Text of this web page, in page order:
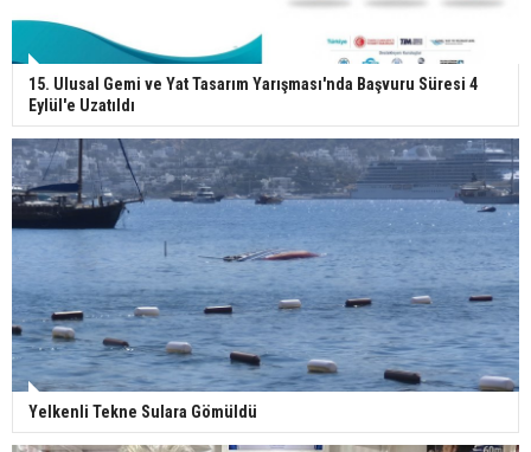
15. Ulusal Gemi ve Yat Tasarım Yarışması'nda Başvuru Süresi 4
Eylül'e Uzatıldı
Yelkenli Tekne Sulara Gömüldü